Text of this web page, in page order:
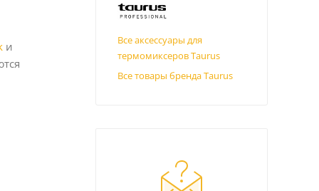
и
Все аксессуары для
термомиксеров Taurus
Все товары бренда Taurus